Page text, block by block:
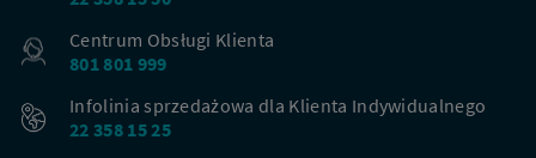
Centrum Obsługi Klienta
801 801 999
Infolinia sprzedażowa dla Klienta Indywidualnego
22 358 15 25